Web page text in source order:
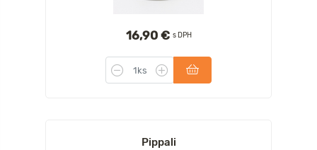
16,90 € s DPH
Pippali